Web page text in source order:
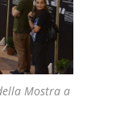
Mostra a